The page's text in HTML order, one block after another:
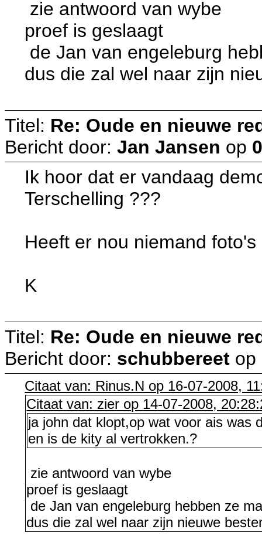
zie antwoord van wybe
proef is geslaagt
de Jan van engeleburg
dus die zal wel naar zijn
Titel: Re: Oude en nieuwe
Bericht door: Jan Jansen op
Ik hoor dat er vandaag
Terschelling ???
Heeft er nou niemand
K
Titel: Re: Oude en nieuwe
Bericht door: schubbereet op
Citaat van: Rinus.N op 16-07-2008,
Citaat van: zier op 14-07-2008,
ja john dat klopt,op wat voor ais was
en is de kity al vertrokken.?
zie antwoord van wybe
proef is geslaagt
de Jan van engeleburg hebben ze
dus die zal wel naar zijn nieuwe